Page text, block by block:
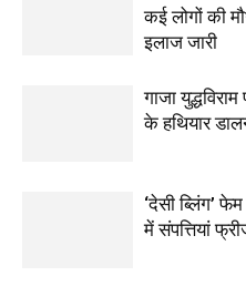
कई लोगों की
इलाज जारी
गाजा
के हथियार
‘देसी ब्लिंग’
में संपत्तियां